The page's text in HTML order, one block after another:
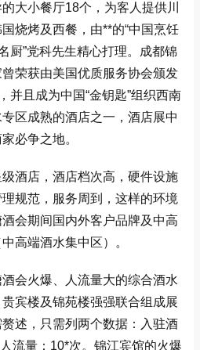
大小餐厅18个，为客人提供川
烧烤及西餐，由**的“中国烹饪
厨”党科先生精心打理。成都锦
荣获由美国优质服务协会颁发
并且成为中国“金钥匙”组织西南
区成熟的酒店之一，酒店展中
必争之地。
店，酒店档次高，硬件设施
规范，服务周到，这样的环境
酒会期间国内外客户品牌及中高
高端酒水集中区）。
会火爆、人流量大的综合酒水
宾楼及锦苑楼强强联合组成展
述，只需列两个数据：入驻酒
流量：10*次。锦江宾馆的火爆